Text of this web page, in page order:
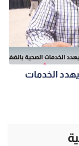
الخدمات